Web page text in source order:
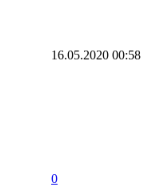
16.05.2020 00:58
0